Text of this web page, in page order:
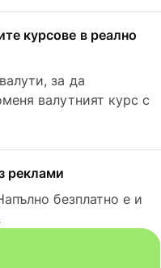
курсове в реално
за да
валутният курс с
реклами
безплатно е и